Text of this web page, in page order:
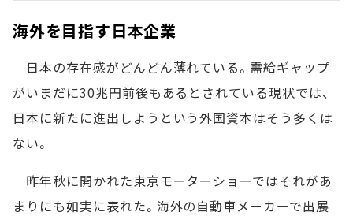
海外を目指す日本企業
日本の存在感がどんどん薄れている。需給ギャップ
がいまだに30兆円前後もあるとされている現状では、
日本に新たに進出しようという外国資本はそう多くは
ない。
昨年秋に開かれた東京モーターショーではそれがあ
まりにも如実に表れた。海外の自動車メーカーで出展